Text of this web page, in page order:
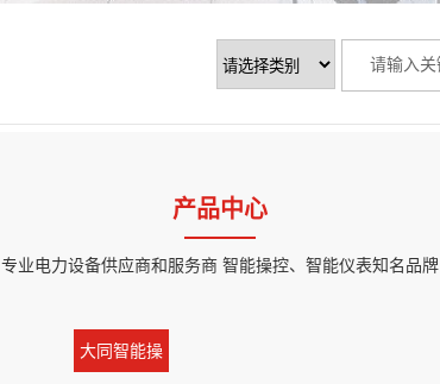
产品中心
专业电力设备供应商和服务商 智能操控、智能仪表知名品牌
大同智能操